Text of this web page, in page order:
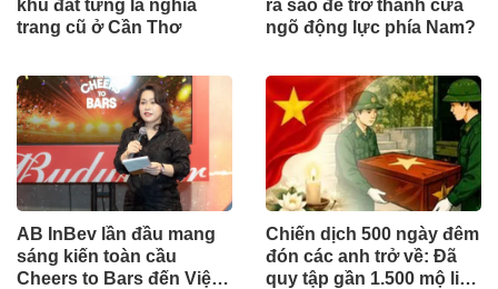
khu đất từng là nghĩa
trang cũ ở Cần Thơ
ra sao để trở thành cửa
ngõ động lực phía Nam?
AB InBev lần đầu mang
sáng kiến toàn cầu
Cheers to Bars đến Việt
Chiến dịch 500 ngày đêm
đón các anh trở về: Đã
quy tập gần 1.500 mộ liệt